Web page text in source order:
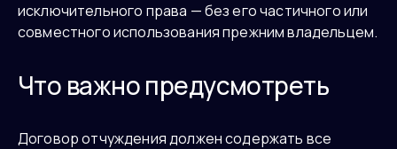
исключительного права — без его частичного или
совместного использования прежним владельцем.
Что важно предусмотреть
Договор отчуждения должен содержать все